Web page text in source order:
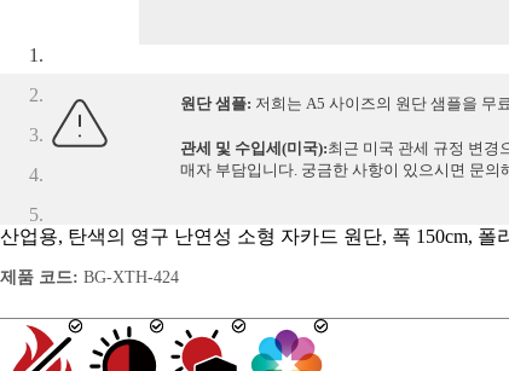
원단 샘플: 저희는 A5 사이즈의 원단 샘플을 무
관세 및 수입세(미국):최근 미국 관세 규정 변경
매자 부담입니다. 궁금한 사항이 있으시면 문의
산업용, 탄색의 영구 난연성 소형 자카드 원단, 폭 150cm, 폴
제품 코드: BG-XTH-424